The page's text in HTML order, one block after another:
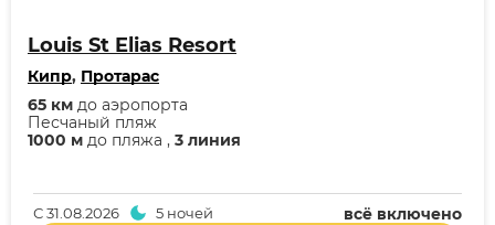
Louis St Elias Resort
Кипр, Протарас
1000 м до пляжа , 3 линия
Песчаный пляж
65 км до аэропорта
всё включено
С31.08.2026 5 ночей